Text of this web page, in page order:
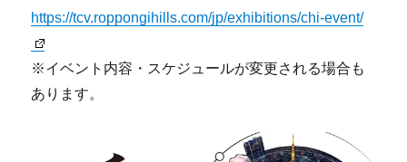
https://tcv.roppongihills.com/jp/exhibitions/chi-event/
※イベント内容・スケジュールが変更される場合も
あります。